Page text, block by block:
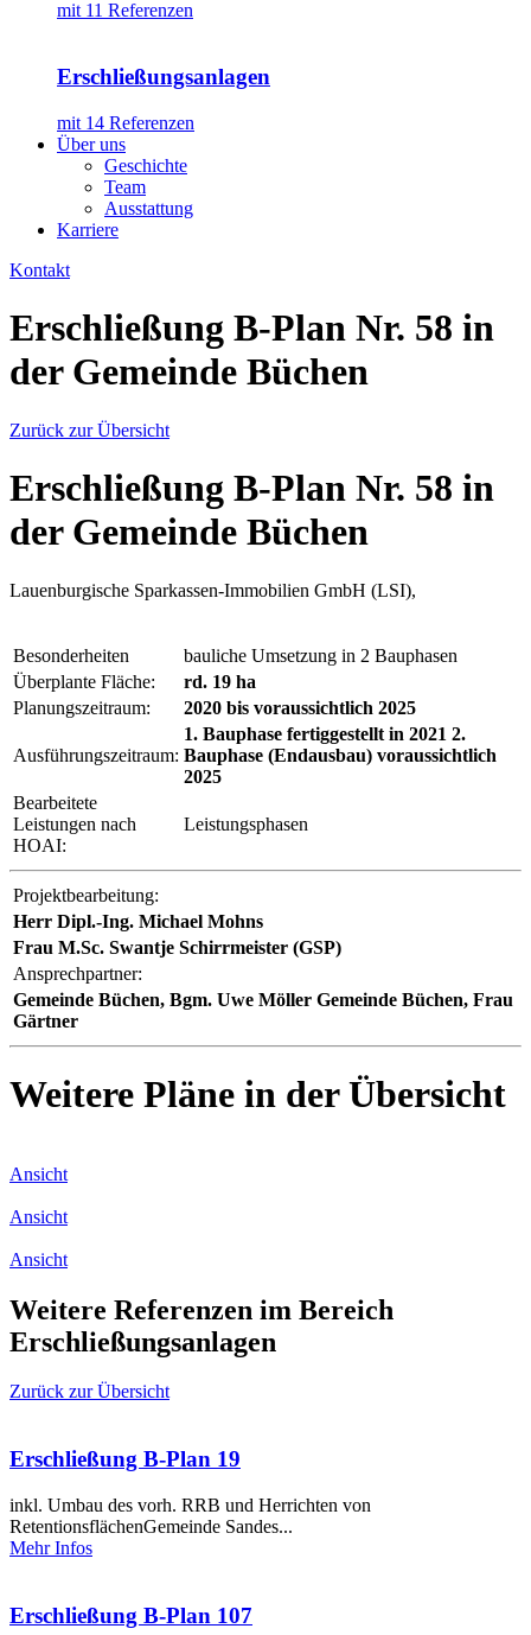
mit 11 Referenzen
Erschließungsanlagen
mit 14 Referenzen
Über uns
Geschichte
Team
Ausstattung
Karriere
Kontakt
Erschließung B-Plan Nr. 58 in
der Gemeinde Büchen
Zurück zur Übersicht
Erschließung B-Plan Nr. 58 in
der Gemeinde Büchen
Lauenburgische Sparkassen-Immobilien GmbH (LSI),
Besonderheiten
bauliche Umsetzung in 2 Bauphasen
Überplante Fläche:
rd. 19 ha
Planungszeitraum:
2020 bis voraussichtlich 2025
Ausführungszeitraum:
1. Bauphase fertiggestellt in 2021 2.
Bauphase (Endausbau) voraussichtlich
2025
Bearbeitete
Leistungen nach
HOAI:
Leistungsphasen
Projektbearbeitung:
Herr Dipl.-Ing. Michael Mohns
Frau M.Sc. Swantje Schirrmeister (GSP)
Ansprechpartner:
Gemeinde Büchen, Bgm. Uwe Möller Gemeinde Büchen, Frau
Gärtner
Weitere Pläne in der Übersicht
Ansicht
Ansicht
Ansicht
Weitere Referenzen im Bereich
Erschließungsanlagen
Zurück zur Übersicht
Erschließung B-Plan 19
inkl. Umbau des vorh. RRB und Herrichten von
RetentionsflächenGemeinde Sandes...
Mehr Infos
Erschließung B-Plan 107